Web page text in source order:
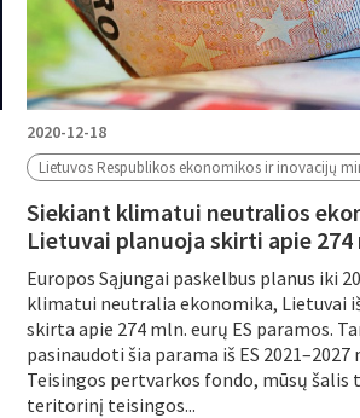
2020-12-18
Lietuvos Respublikos ekonomikos ir inovacijų
Siekiant klimatui neutralios
Lietuvai planuoja skirti apie 274
Europos Sąjungai paskelbus planus iki
klimatui neutralia ekonomika, Lietuvai
skirta apie 274 mln. eurų ES paramos.
pasinaudoti šia parama iš ES 2021–2027
Teisingos pertvarkos fondo, mūsų šalis
teritorinį teisingos...